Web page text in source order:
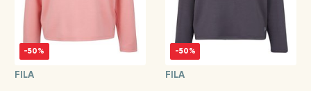
-50%
FILA
-50%
FILA